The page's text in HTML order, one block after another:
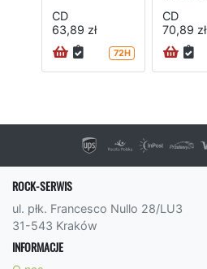
CD
63,89 zł
72H
CD
70,89 zł
ROCK-SERWIS
ul. płk. Francesco Nullo 28/LU3
31-543 Kraków
INFORMACJE